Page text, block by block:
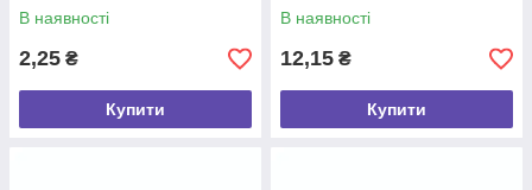
В наявності
2,25 ₴
Купити
В наявності
12,15 ₴
Купити